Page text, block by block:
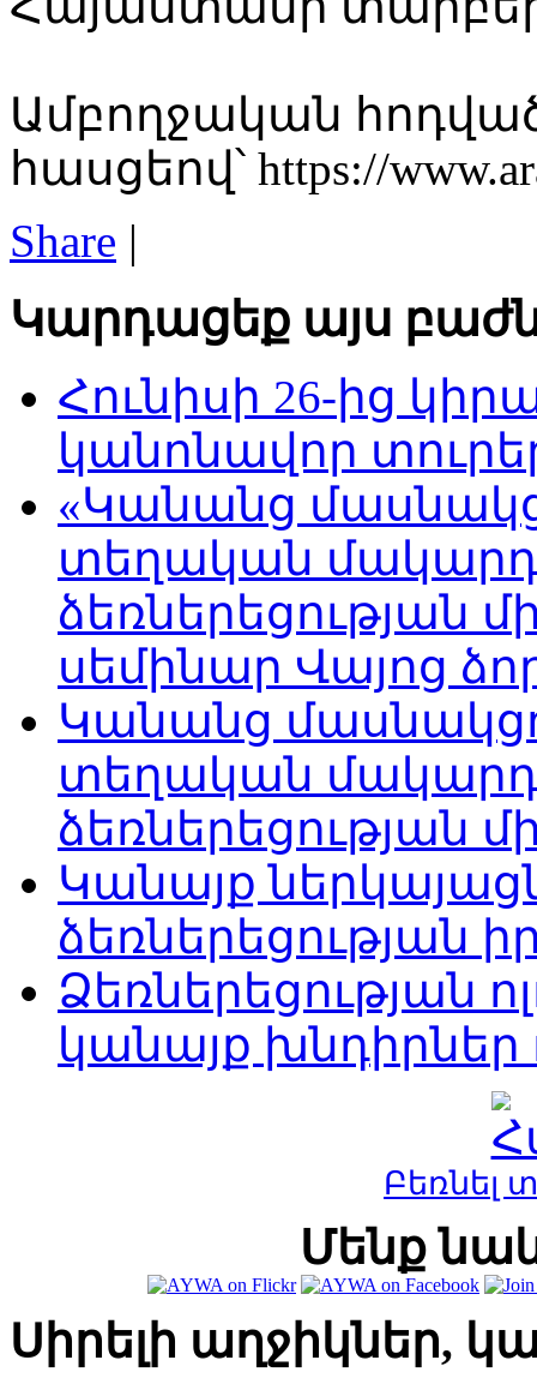
Ամբողջական
հասցեով՝ https://
Share |
Կարդացեք այս
Հունիսի 26-ից
կանոնավոր
«Կանանց
տեղական
ձեռներեցության
սեմինար Վայոց
Կանանց
տեղական
ձեռներեցության
Կանայք
ձեռներեցության
Ձեռներեցության
կանայք խնդիրներ
Բեռնել
Մենք
Սիրելի աղջիկներ,